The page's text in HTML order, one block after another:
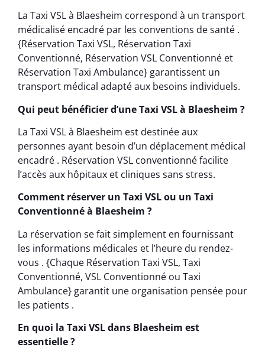
La Taxi VSL à Blaesheim correspond à un transport
médicalisé encadré par les conventions de santé .
{Réservation Taxi VSL, Réservation Taxi
Conventionné, Réservation VSL Conventionné et
Réservation Taxi Ambulance} garantissent un
transport médical adapté aux besoins individuels.
Qui peut bénéficier d’une Taxi VSL à Blaesheim ?
La Taxi VSL à Blaesheim est destinée aux
personnes ayant besoin d’un déplacement médical
encadré . Réservation VSL conventionné facilite
l’accès aux hôpitaux et cliniques sans stress.
Comment réserver un Taxi VSL ou un Taxi
Conventionné à Blaesheim ?
La réservation se fait simplement en fournissant
les informations médicales et l’heure du rendez-
vous . {Chaque Réservation Taxi VSL, Taxi
Conventionné, VSL Conventionné ou Taxi
Ambulance} garantit une organisation pensée pour
les patients .
En quoi la Taxi VSL dans Blaesheim est
essentielle ?